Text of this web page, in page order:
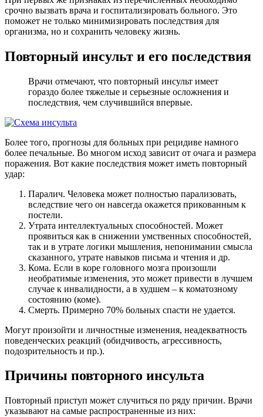
срочно вызвать врача и госпитализировать больного. Это
поможет не только минимизировать последствия для
организма, но и сохранить человеку жизнь.
Повторный инсульт и его последствия
Врачи отмечают, что повторный инсульт имеет
гораздо более тяжелые и серьезные осложнения и
последствия, чем случившийся впервые.
Более того, прогнозы для больных при рецидиве намного
более печальные. Во многом исход зависит от очага и размера
поражения. Вот какие последствия может иметь повторный
удар:
Паралич. Человека может полностью парализовать,
вследствие чего он навсегда окажется прикованным к
постели.
Утрата интеллектуальных способностей. Может
проявиться как в снижении умственных способностей,
так и в утрате логики мышления, непонимании смысла
сказанного, утрате навыков письма и чтения и др.
Кома. Если в коре головного мозга произошли
необратимые изменения, это может привести в лучшем
случае к инвалидности, а в худшем – к коматозному
состоянию (коме).
Смерть. Примерно 70% больных спасти не удается.
Могут произойти и личностные изменения, неадекватность
поведенческих реакций (обидчивость, агрессивность,
подозрительность и пр.).
Причины повторного инсульта
Повторный приступ может случиться по ряду причин. Врачи
указывают на самые распространенные из них: